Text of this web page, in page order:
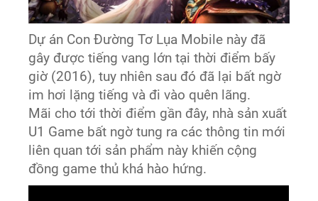
Dự án Con Đường Tơ Lụa Mobile này đã
gây được tiếng vang lớn tại thời điểm bấy
giờ (2016), tuy nhiên sau đó đã lại bất ngờ
im hơi lặng tiếng và đi vào quên lãng.
Mãi cho tới thời điểm gần đây, nhà sản xuất
U1 Game bất ngờ tung ra các thông tin mới
liên quan tới sản phẩm này khiến cộng
đồng game thủ khá hào hứng.